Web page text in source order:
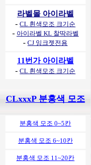
라벨몰 아이라벨
-CL 흰색모조 크기순
- 아이라벨 KL 찰딱라벨
-CJ 잉크젯전용
11번가 아이라벨
-CL 흰색모조 크기순
CLxxxP 분홍색 모조
분홍색 모조 0~5칸
분홍색 모조 6~10칸
분홍색 모조 11~20칸